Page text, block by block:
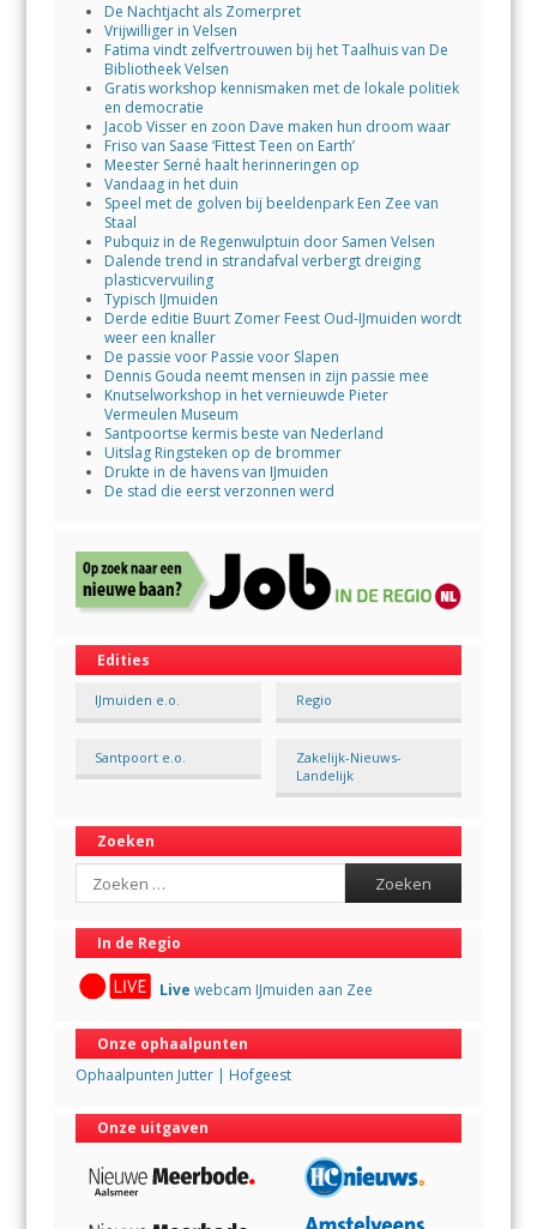
De Nachtjacht als Zomerpret
Vrijwilliger in Velsen
Fatima vindt zelfvertrouwen bij het Taalhuis van De
Bibliotheek Velsen
Gratis workshop kennismaken met de lokale politiek
en democratie
Jacob Visser en zoon Dave maken hun droom waar
Friso van Saase ‘Fittest Teen on Earth’
Meester Serné haalt herinneringen op
Vandaag in het duin
Speel met de golven bij beeldenpark Een Zee van
Staal
Pubquiz in de Regenwulptuin door Samen Velsen
Dalende trend in strandafval verbergt dreiging
plasticvervuiling
Typisch IJmuiden
Derde editie Buurt Zomer Feest Oud-IJmuiden wordt
weer een knaller
De passie voor Passie voor Slapen
Dennis Gouda neemt mensen in zijn passie mee
Knutselworkshop in het vernieuwde Pieter
Vermeulen Museum
Santpoortse kermis beste van Nederland
Uitslag Ringsteken op de brommer
Drukte in de havens van IJmuiden
De stad die eerst verzonnen werd
Edities
IJmuiden e.o. Regio
Santpoort e.o.
Zakelijk-Nieuws-
Landelijk
Zoeken
Search
In de Regio
Live webcam IJmuiden aan Zee
Onze ophaalpunten
Ophaalpunten Jutter | Hofgeest
Onze uitgaven